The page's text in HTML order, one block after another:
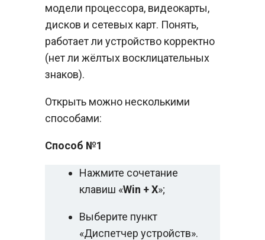
модели процессора, видеокарты,
дисков и сетевых карт. Понять,
работает ли устройство корректно
(нет ли жёлтых восклицательных
знаков).
Открыть можно несколькими
способами:
Способ №1
Нажмите сочетание
клавиш «Win + X»;
Выберите пункт
«Диспетчер устройств».